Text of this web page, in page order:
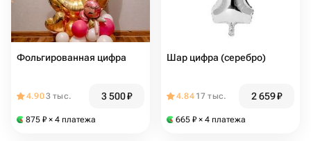
Фольгированная цифра
4.903 тыс. 3 500₽
875 ₽ × 4 платежа
Шар цифра (серебро)
4.84 17 тыс. 2 659₽
665 ₽ × 4 платежа